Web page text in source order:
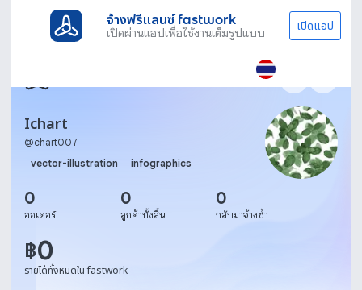
จ้างฟรีแลนซ์ fastwork
เปิดผ่านแอปเพื่อใช้งานเต็มรูปแบบ เปิดแอป
Ichart
@chart007
vector-illustration
infographics
0
ออเดอร์
0
ลูกค้าทั้งสิ้น
0
กลับมาจ้างซ้ำ
฿0
รายได้ทั้งหมดใน fastwork